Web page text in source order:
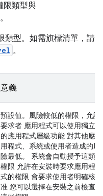
限類型與
類型。如需旗標清單，請
。
意義
預設值。風險較低的權限，允許
要求者 應用程式可以使用獨立
的應用程式層級功能 對其他應
用程式、系統或使用者造成的風
險最低。 系統會自動授予這類
權限 允許在安裝時要求應用程
式的權限 會要求使用者明確核
准 您可以選擇在安裝之前檢查